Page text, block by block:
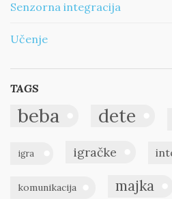
Senzorna integracija
Učenje
TAGS
beba dete
igra igračke
komunikacija majka